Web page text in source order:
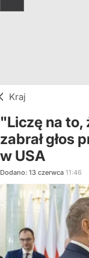
Kraj
"Liczę na to,
zabrał głos
w USA
Dodano: 13 czerwca 11:46